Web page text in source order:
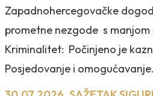
Zapadnohercegovačke
prometne nezgode s
Kriminalitet: Počinjeno je
Posjedovanje i